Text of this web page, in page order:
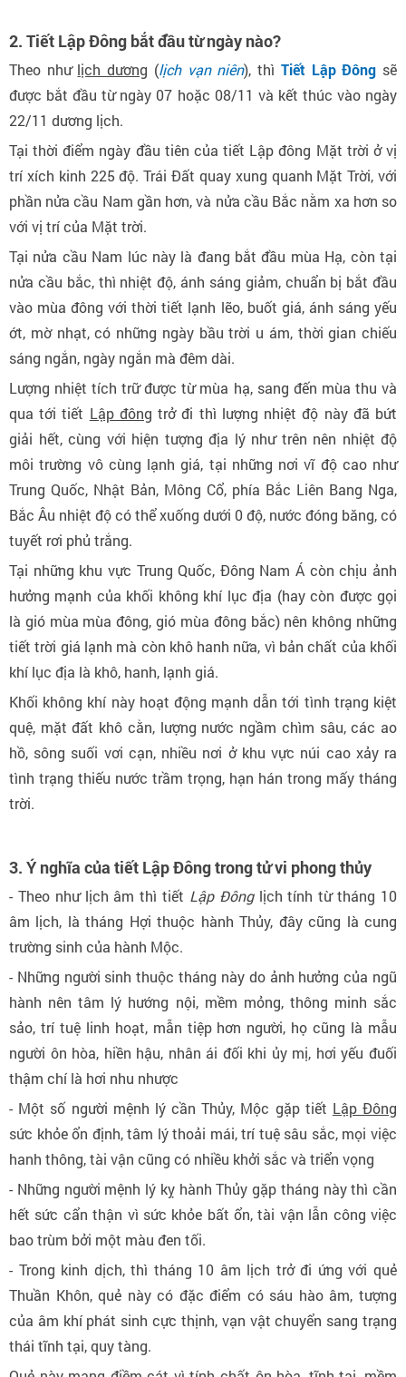
2. Tiết Lập Đông bắt đầu từ ngày nào?
Theo như lịch dương (lịch vạn niên), thì Tiết Lập Đông sẽ
được bắt đầu từ ngày 07 hoặc 08/11 và kết thúc vào ngày
22/11 dương lịch.
Tại thời điểm ngày đầu tiên của tiết Lập đông Mặt trời ở vị
trí xích kinh 225 độ. Trái Đất quay xung quanh Mặt Trời, với
phần nửa cầu Nam gần hơn, và nửa cầu Bắc nằm xa hơn so
với vị trí của Mặt trời.
Tại nửa cầu Nam lúc này là đang bắt đầu mùa Hạ, còn tại
nửa cầu bắc, thì nhiệt độ, ánh sáng giảm, chuẩn bị bắt đầu
vào mùa đông với thời tiết lạnh lẽo, buốt giá, ánh sáng yếu
ớt, mờ nhạt, có những ngày bầu trời u ám, thời gian chiếu
sáng ngắn, ngày ngắn mà đêm dài.
Lượng nhiệt tích trữ được từ mùa hạ, sang đến mùa thu và
qua tới tiết Lập đông trở đi thì lượng nhiệt độ này đã bứt
giải hết, cùng với hiện tượng địa lý như trên nên nhiệt độ
môi trường vô cùng lạnh giá, tại những nơi vĩ độ cao như
Trung Quốc, Nhật Bản, Mông Cổ, phía Bắc Liên Bang Nga,
Bắc Âu nhiệt độ có thể xuống dưới 0 độ, nước đóng băng, có
tuyết rơi phủ trắng.
Tại những khu vực Trung Quốc, Đông Nam Á còn chịu ảnh
hưởng mạnh của khối không khí lục địa (hay còn được gọi
là gió mùa mùa đông, gió mùa đông bắc) nên không những
tiết trời giá lạnh mà còn khô hanh nữa, vì bản chất của khối
khí lục địa là khô, hanh, lạnh giá.
Khối không khí này hoạt động mạnh dẫn tới tình trạng kiệt
quệ, mặt đất khô cằn, lượng nước ngầm chìm sâu, các ao
hồ, sông suối vơi cạn, nhiều nơi ở khu vực núi cao xảy ra
tình trạng thiếu nước trầm trọng, hạn hán trong mấy tháng
trời.
3. Ý nghĩa của tiết Lập Đông trong tử vi phong thủy
- Theo như lịch âm thì tiết Lập Đônglịch tính từ tháng 10
âm lịch, là tháng Hợi thuộc hành Thủy, đây cũng là cung
trường sinh của hành Mộc.
- Những người sinh thuộc tháng này do ảnh hưởng của ngũ
hành nên tâm lý hướng nội, mềm mỏng, thông minh sắc
sảo, trí tuệ linh hoạt, mẫn tiệp hơn người, họ cũng là mẫu
người ôn hòa, hiền hậu, nhân ái đối khi ủy mị, hơi yếu đuối
thậm chí là hơi nhu nhược
- Một số người mệnh lý cần Thủy, Mộc gặp tiết Lập Đông
sức khỏe ổn định, tâm lý thoải mái, trí tuệ sâu sắc, mọi việc
hanh thông, tài vận cũng có nhiều khởi sắc và triển vọng
- Những người mệnh lý kỵ hành Thủy gặp tháng này thì cần
hết sức cẩn thận vì sức khỏe bất ổn, tài vận lẫn công việc
bao trùm bởi một màu đen tối.
- Trong kinh dịch, thì tháng 10 âm lịch trở đi ứng với quẻ
Thuần Khôn, quẻ này có đặc điểm có sáu hào âm, tượng
của âm khí phát sinh cực thịnh, vạn vật chuyển sang trạng
thái tĩnh tại, quy tàng.